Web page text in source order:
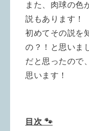
また、肉球の色
説もあります！
初めてその説を
の？！と思いま
だと思ったので
思います！
目次 🐾